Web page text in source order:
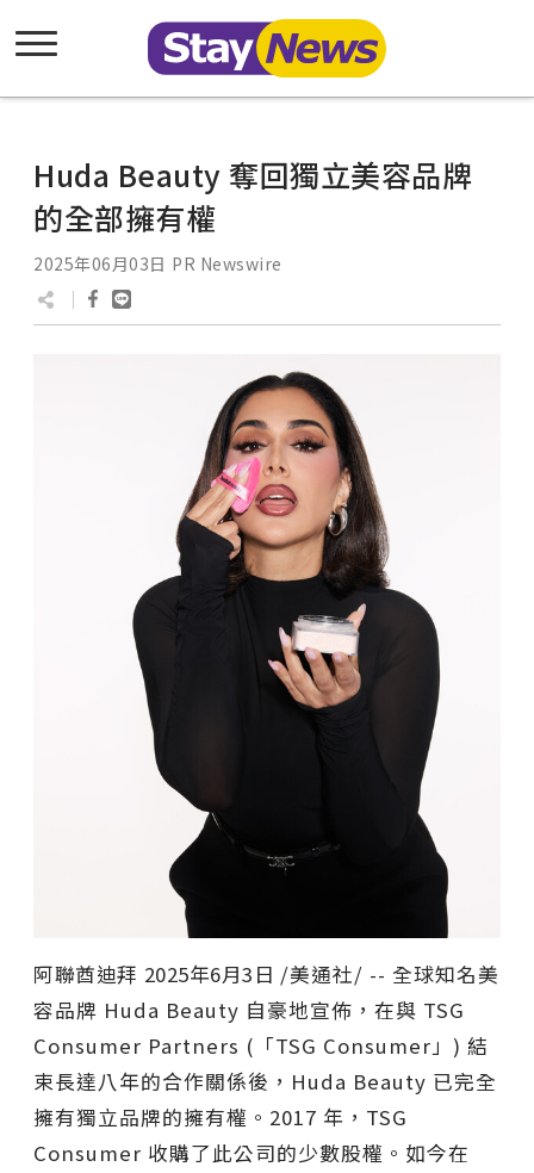
Huda Beauty 奪回獨立美容品牌
的全部擁有權
2025年06月03日 PR Newswire
阿聯酋迪拜 2025年6月3日 /美通社/ -- 全球知名美
容品牌 Huda Beauty 自豪地宣佈，在與 TSG
Consumer Partners (「TSG Consumer」) 結
束長達八年的合作關係後，Huda Beauty 已完全
擁有獨立品牌的擁有權。2017 年，TSG
Consumer 收購了此公司的少數股權。如今在